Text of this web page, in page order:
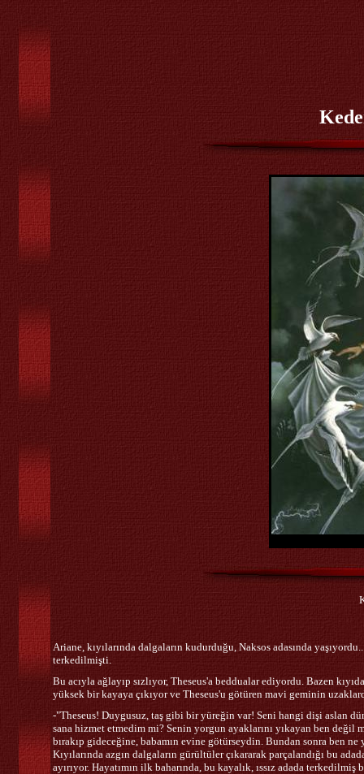
Ariane, kıyılarında dalgaların kudurduğu, Naksos adasında
terkedilmişti.
Bu acıyla ağlayıp sızlıyor, Theseus'a beddualar ediyordu. Bazen
yüksek bir kayaya çıkıyor ve Theseus'u götüren mavi geminin
-"Theseus! Duygusuz, taş gibi bir yüreğin var! Seni hangi dişi aslan
sana hizmet etmedim mi? Senin yorgun ayaklarını yıkayan ben değil
bırakıp gideceğine, babamın evine götürseydin. Bundan sonra ben
Kıyılarında azgın dalgaların gürültüler çıkararak parçalandığı bu
ayırıyor. Hayatımın ilk baharında, bu kayalık, ıssız adada